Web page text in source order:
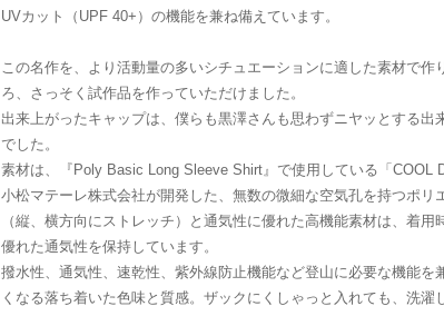
UVカット（UPF 40+）の機能を兼ね備えています。
この名作を、より活動量の多いシチュエーションに適した素材で作
ろ、さっそく試作品を作っていただけました。
出来上がったキャップは、僕らも黒澤さんも思わずニヤッとする出
でした。
素材は、『Poly Basic Long Sleeve Shirt』で使用している「COOL
小松マテーレ株式会社が開発した、無数の微細な空気孔を持つポリ
（縦、横方向にストレッチ）と通気性に優れた高機能素材は、着
優れた通気性を保持しています。
撥水性、通気性、速乾性、紫外線防止機能など登山に必要な機能を
くなる落ち着いた色味と質感。ザックにくしゃっと入れても、洗